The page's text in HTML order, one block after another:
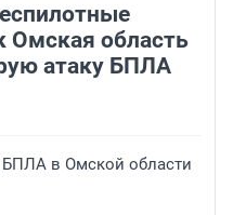
Омская область
атаку БПЛА
БПЛА в Омской области